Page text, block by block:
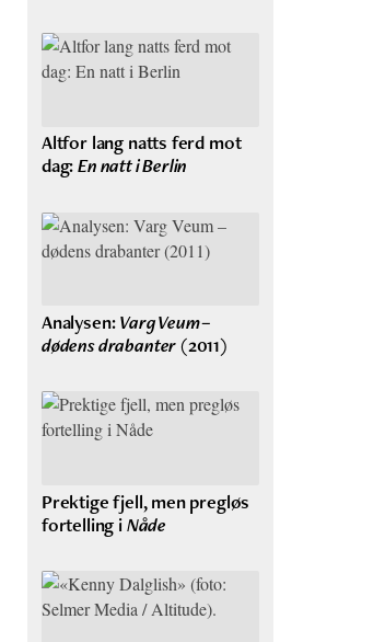
Altfor lang natts ferd mot
dag:En natt i Berlin
Analysen:Varg Veum –
dødens drabanter(2011)
Prektige fjell, men pregløs
fortelling iNåde